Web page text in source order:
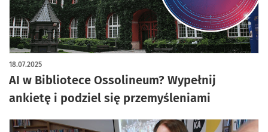
AI w Bibliotece Ossolineum? Wypełnij
ankietę i podziel się przemyśleniami
18.07.2025